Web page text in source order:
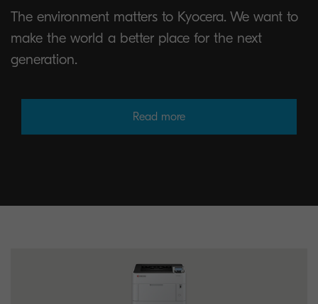
The environment matters to Kyocera. We want to
make the world a better place for the next
generation.
Read more